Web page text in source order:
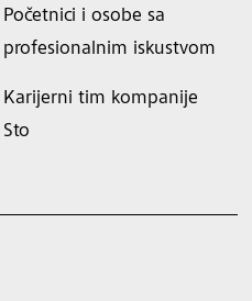
Početnici i osobe sa
profesionalnim iskustvom
Karijerni tim kompanije
Sto